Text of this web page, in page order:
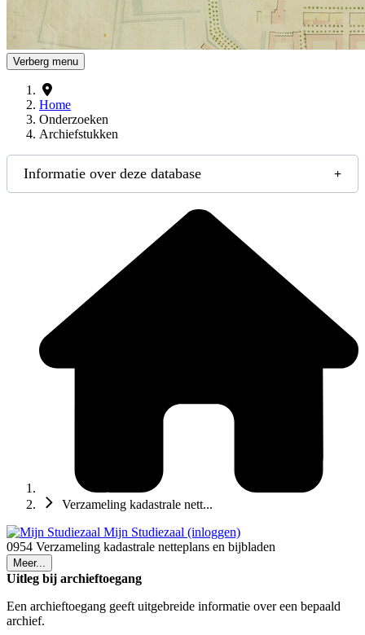
Verberg menu
Home
Onderzoeken
Archiefstukken
Informatie over deze database
Verzameling kadastrale nett...
Mijn Studiezaal (inloggen)
0954 Verzameling kadastrale netteplans en bijbladen
Meer...
Uitleg bij archieftoegang
Een archieftoegang geeft uitgebreide informatie over een bepaald
archief.